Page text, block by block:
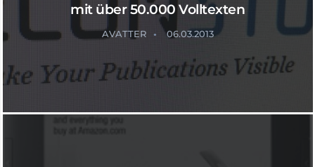
mit über 50.000 Volltexten
AVATTER 06.03.2013